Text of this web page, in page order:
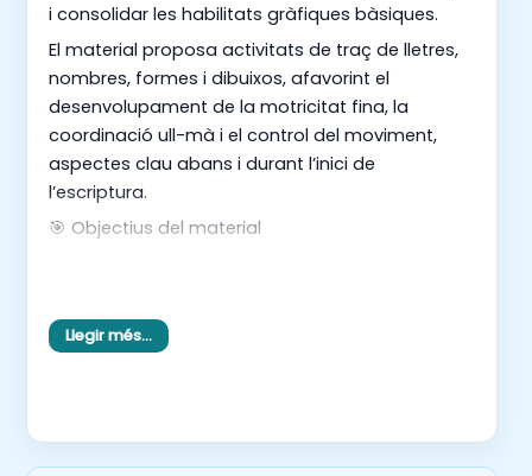
i consolidar les habilitats gràfiques bàsiques.
El material proposa activitats de traç de lletres,
nombres, formes i dibuixos, afavorint el
desenvolupament de la motricitat fina, la
coordinació ull-mà i el control del moviment,
aspectes clau abans i durant l’inici de
l’escriptura.
🎯 Objectius del material
moviment
• Adaptar-se al ritme i nivell de cada infant
Llegir més…